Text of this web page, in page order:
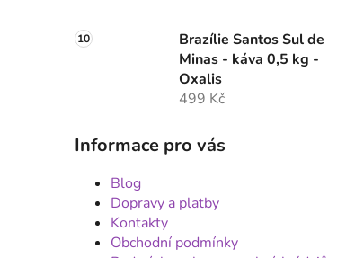
Brazílie Santos Sul de
Minas - káva 0,5 kg -
Oxalis
499 Kč
Informace pro vás
Blog
Dopravy a platby
Kontakty
Obchodní podmínky